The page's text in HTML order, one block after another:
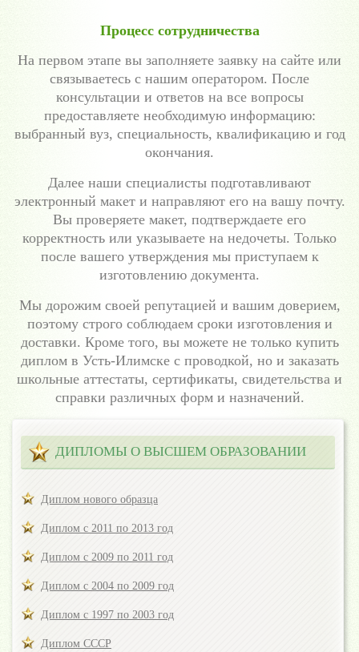
Процесс сотрудничества
На первом этапе вы заполняете заявку на сайте или
связываетесь с нашим оператором. После
консультации и ответов на все вопросы
предоставляете необходимую информацию:
выбранный вуз, специальность, квалификацию и год
окончания.
Далее наши специалисты подготавливают
электронный макет и направляют его на вашу почту.
Вы проверяете макет, подтверждаете его
корректность или указываете на недочеты. Только
после вашего утверждения мы приступаем к
изготовлению документа.
Мы дорожим своей репутацией и вашим доверием,
поэтому строго соблюдаем сроки изготовления и
доставки. Кроме того, вы можете не только купить
диплом в Усть-Илимске с проводкой, но и заказать
школьные аттестаты, сертификаты, свидетельства и
справки различных форм и назначений.
ДИПЛОМЫ О ВЫСШЕМ ОБРАЗОВАНИИ
Диплом нового образца
Диплом с 2011 по 2013 год
Диплом с 2009 по 2011 год
Диплом с 2004 по 2009 год
Диплом с 1997 по 2003 год
Диплом СССР